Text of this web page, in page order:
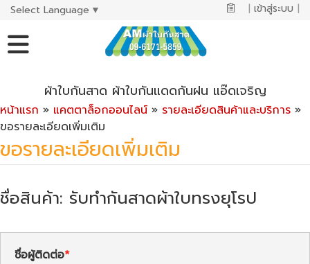
Select Language ▼ | เข้าสู่ระบบ |
ผ้าใบกันสาด ผ้าใบกันแดดกันฝน แอ๊ดเจริญ
หน้าแรก » แคตตาล็อกออนไลน์ » รายละเอียดสินค้าและบริการ »
ขอรายละเอียดเพิ่มเติม
ขอรายละเอียดเพิ่มเติม
ชื่อสินค้า: รับทำกันสาดผ้าใบทรงยุโรป
ชื่อผู้ติดต่อ